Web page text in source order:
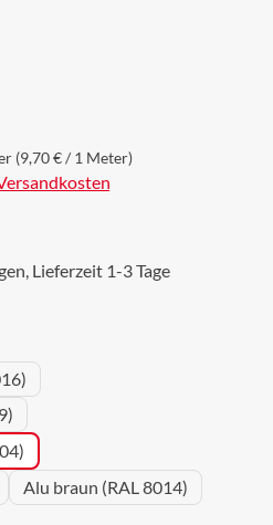
(9,70 € / 1 Meter)
Lieferzeit 1-3 Tage
Alu braun (RAL 8014)